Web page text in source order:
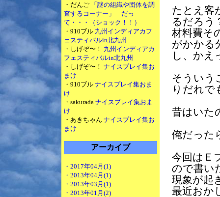
・だんご
「謎の組織や団体を調
査するコーナー」 だっ
て・・・（ショック！！）
・910ブル 九州インディアカフ
ェスティバルin北九州
・しげぞ〜！ 九州インディアカ
フェスティバルin北九州
・しげぞ〜！ ナイスプレイ集お
まけ
・910ブル ナイスプレイ集おま
け
・sakurada ナイスプレイ集おま
け
・あきちゃん ナイスプレイ集お
まけ
アーカイブ
・2017年04月(1)
・2013年04月(1)
・2013年03月(1)
・2013年01月(2)
たとえ客
るだろう
材料費そ
がかかる
し、かえ
そういう
りだれで
昔はいた
俺だった
今回はＥ
ので書い
現象が起
最近おか